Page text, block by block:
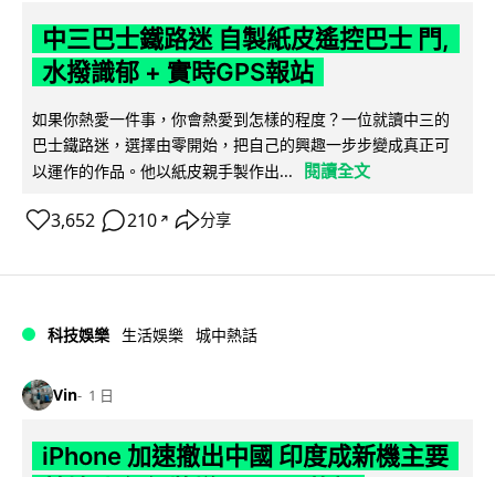
中三巴士鐵路迷 自製紙皮遙控巴士 門,
水撥識郁 + 實時GPS報站
如果你熱愛一件事，你會熱愛到怎樣的程度？一位就讀中三的
巴士鐵路迷，選擇由零開始，把自己的興趣一步步變成真正可
以運作的作品。他以紙皮親手製作出...
閱讀全文
3,652 210 ↗ 分享
科技娛樂 生活娛樂 城中熱話
Vin 1 日
iPhone 加速撤出中國 印度成新機主要